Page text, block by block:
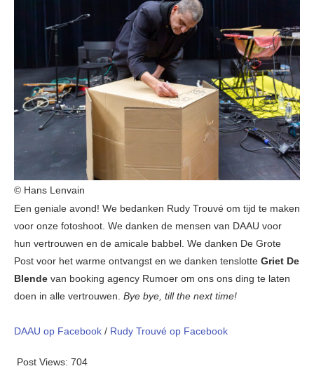
© Hans Lenvain
Een geniale avond! We bedanken Rudy Trouvé om tijd te maken
voor onze fotoshoot. We danken de mensen van DAAU voor
hun vertrouwen en de amicale babbel. We danken De Grote
Post voor het warme ontvangst en we danken tenslotte Griet De
Blende van booking agency Rumoer om ons ons ding te laten
doen in alle vertrouwen. Bye bye, till the next time!
DAAU op Facebook / Rudy Trouvé op Facebook
Post Views: 704